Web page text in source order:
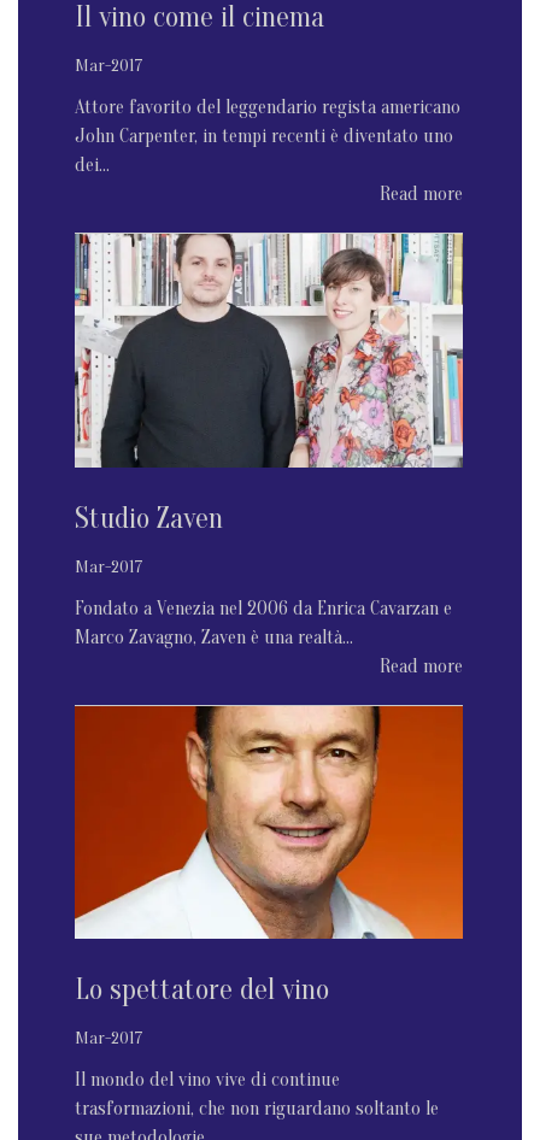
Il vino come il cinema
Mar-2017
Attore favorito del leggendario regista americano
John Carpenter, in tempi recenti è diventato uno
dei...
Read more
Studio Zaven
Mar-2017
Fondato a Venezia nel 2006 da Enrica Cavarzan e
Marco Zavagno, Zaven è una realtà...
Read more
Lo spettatore del vino
Mar-2017
Il mondo del vino vive di continue
trasformazioni, che non riguardano soltanto le